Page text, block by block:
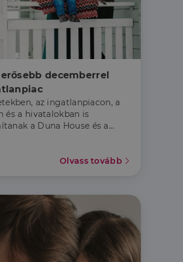
decemberrel
az ingatlanpiacon, a
és a hivatalokban is
a Duna House és a
Olvass tovább